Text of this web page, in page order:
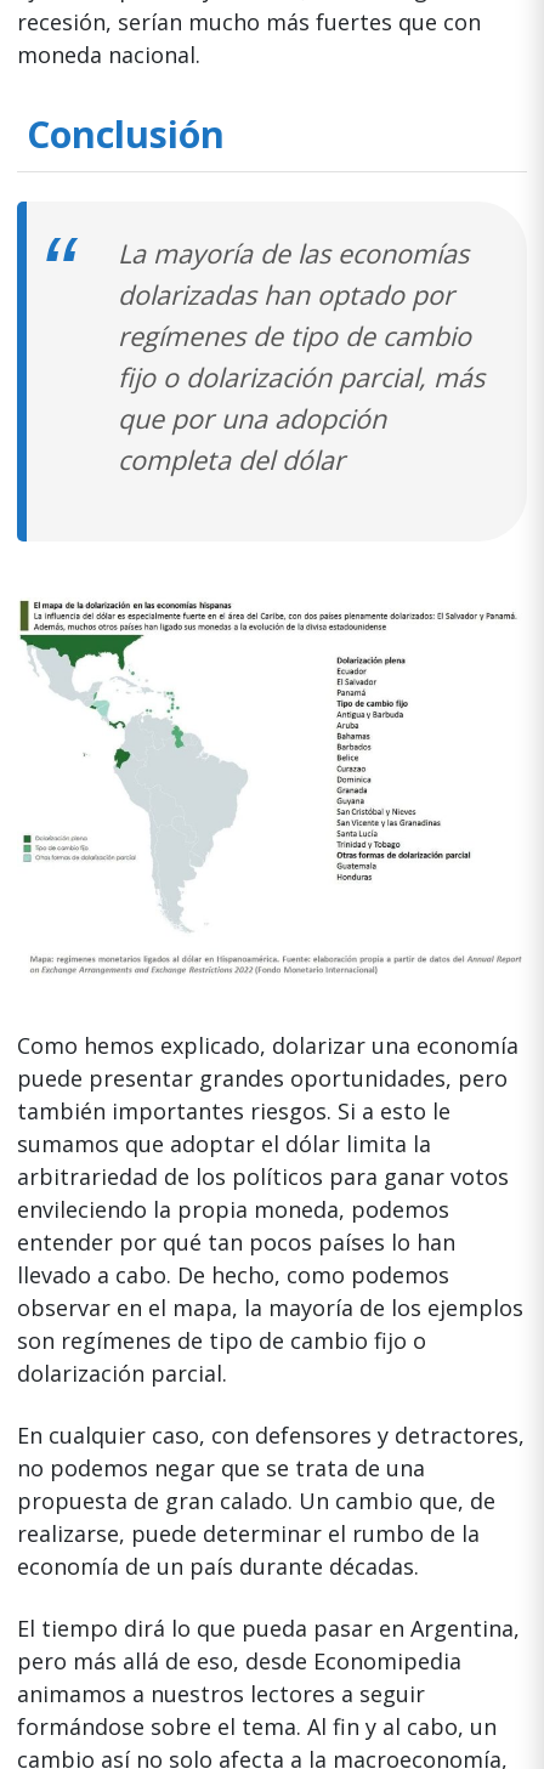
recesión, serían mucho más fuertes que con
moneda nacional.
Conclusión
La mayoría de las economías
dolarizadas han optado por
regímenes de tipo de cambio
fijo o dolarización parcial, más
que por una adopción
completa del dólar
Como hemos explicado, dolarizar una economía
puede presentar grandes oportunidades, pero
también importantes riesgos. Si a esto le
sumamos que adoptar el dólar limita la
arbitrariedad de los políticos para ganar votos
envileciendo la propia moneda, podemos
entender por qué tan pocos países lo han
llevado a cabo. De hecho, como podemos
observar en el mapa, la mayoría de los ejemplos
son regímenes de tipo de cambio fijo o
dolarización parcial.
En cualquier caso, con defensores y detractores,
no podemos negar que se trata de una
propuesta de gran calado. Un cambio que, de
realizarse, puede determinar el rumbo de la
economía de un país durante décadas.
El tiempo dirá lo que pueda pasar en Argentina,
pero más allá de eso, desde Economipedia
animamos a nuestros lectores a seguir
formándose sobre el tema. Al fin y al cabo, un
cambio así no solo afecta a la macroeconomía,